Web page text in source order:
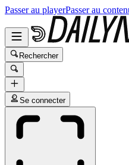
Passer au playerPasser au
Rechercher
Se connecter